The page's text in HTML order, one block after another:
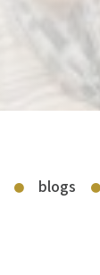
● blogs ●